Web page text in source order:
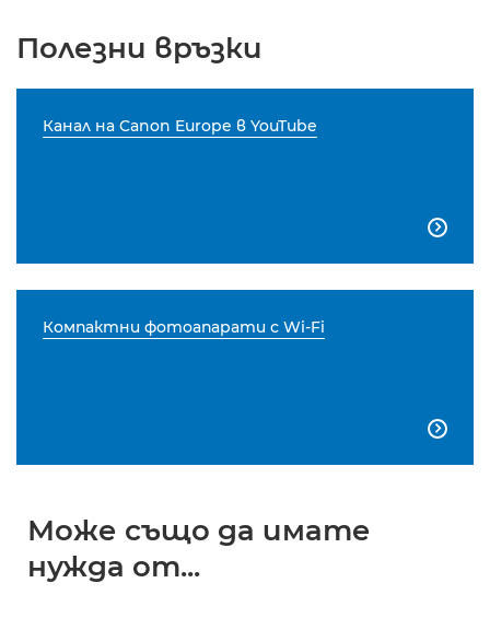
Полезни връзки
Канал на Canon Europe в YouTube

Компактни фотоапарати с Wi-Fi

Може също да имате
нужда от...